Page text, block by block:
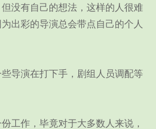
有自己的想法，这样的人很难
出彩的导演总会带点自己的个人
演在打下手，剧组人员调配等
作，毕竟对于大多数人来说，